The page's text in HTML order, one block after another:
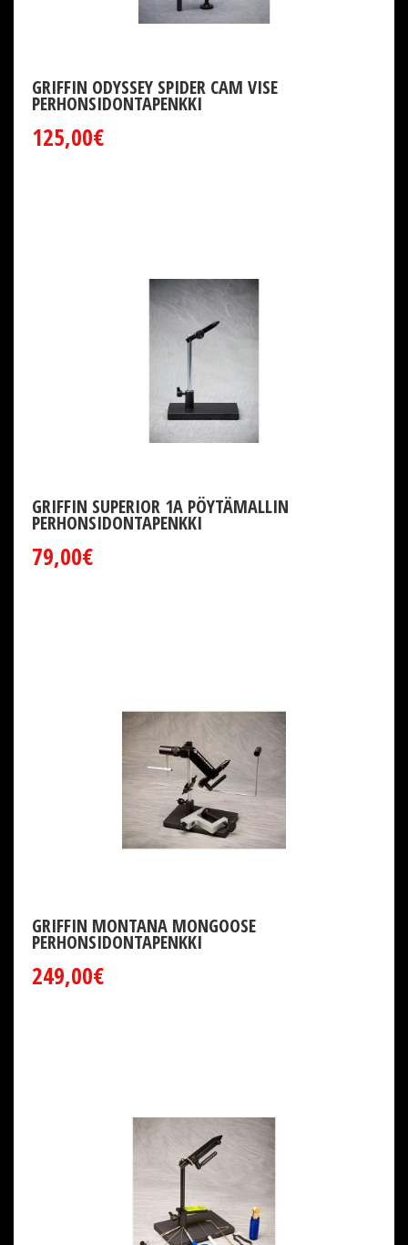
GRIFFIN ODYSSEY SPIDER CAM VISE
PERHONSIDONTAPENKKI
125,00€
GRIFFIN SUPERIOR 1A PÖYTÄMALLIN
PERHONSIDONTAPENKKI
79,00€
GRIFFIN MONTANA MONGOOSE
PERHONSIDONTAPENKKI
249,00€